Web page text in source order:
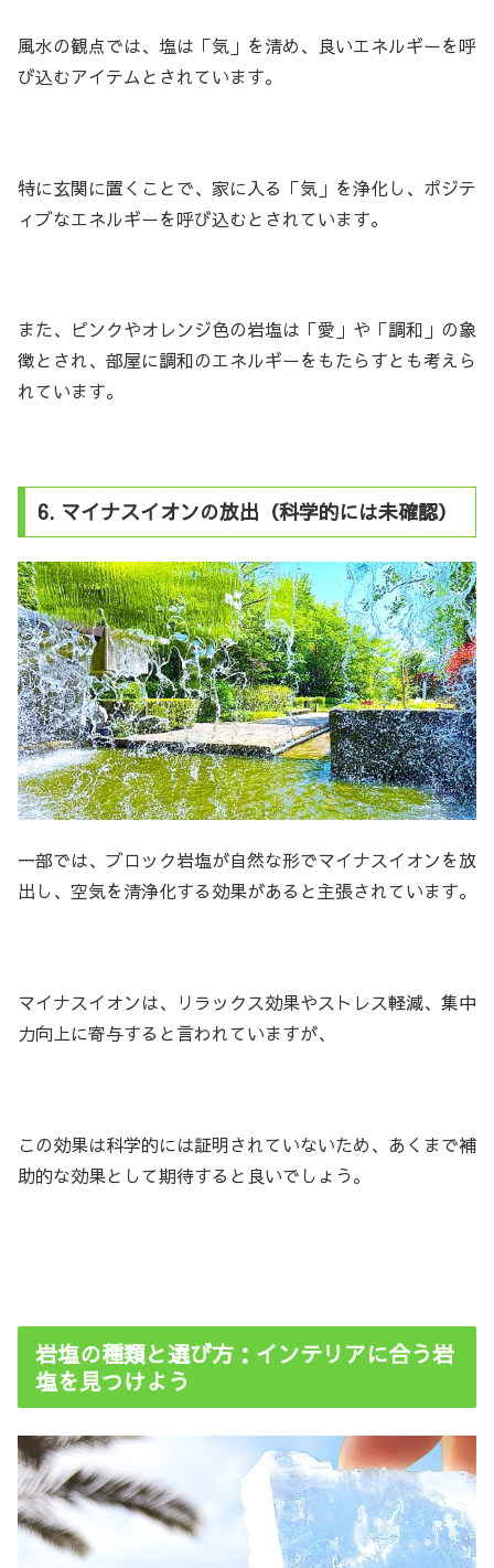
風水の観点では、塩は「気」を清め、良いエネルギーを呼
び込むアイテムとされています。
特に玄関に置くことで、家に入る「気」を浄化し、ポジテ
ィブなエネルギーを呼び込むとされています。
また、ピンクやオレンジ色の岩塩は「愛」や「調和」の象
徴とされ、部屋に調和のエネルギーをもたらすとも考えら
れています。
6. マイナスイオンの放出（科学的には未確認）
一部では、ブロック岩塩が自然な形でマイナスイオンを放
出し、空気を清浄化する効果があると主張されています。
マイナスイオンは、リラックス効果やストレス軽減、集中
力向上に寄与すると言われていますが、
この効果は科学的には証明されていないため、あくまで補
助的な効果として期待すると良いでしょう。
岩塩の種類と選び方：インテリアに合う岩
塩を見つけよう